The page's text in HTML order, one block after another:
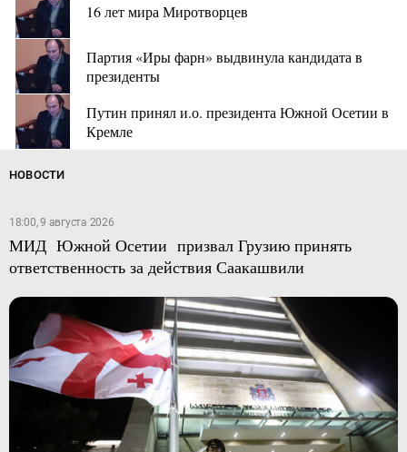
16 лет мира Миротворцев
Партия «Иры фарн» выдвинула кандидата в
президенты
Путин принял и.о. президента Южной Осетии в
Кремле
НОВОСТИ
18:00, 9 августа 2026
МИД Южной Осетии призвал Грузию принять
ответственность за действия Саакашвили